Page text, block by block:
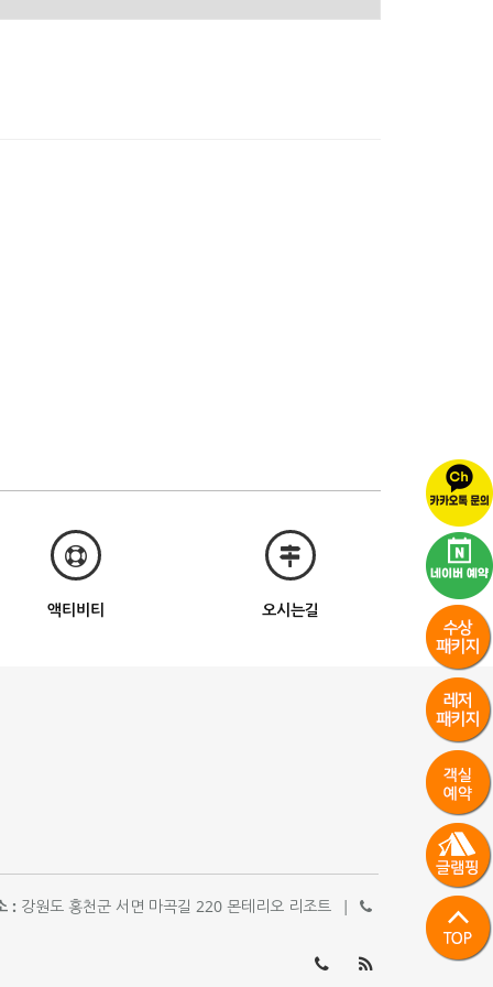
액티비티 오시는길
: 강원도 홍천군 서면 마곡길 220 몬테리오 리조트 |